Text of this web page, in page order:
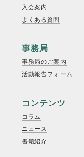
入会案内
よくある質問
事務局
事務局のご案内
活動報告フォーム
コンテンツ
コラム
ニュース
書籍紹介